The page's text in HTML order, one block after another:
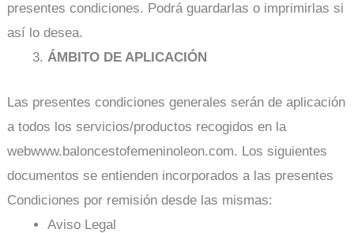
presentes condiciones. Podrá guardarlas o imprimirlas si
así lo desea.
ÁMBITO DE APLICACIÓN
Las presentes condiciones generales serán de aplicación
a todos los servicios/productos recogidos en la
webwww.baloncestofemeninoleon.com. Los siguientes
documentos se entienden incorporados a las presentes
Condiciones por remisión desde las mismas:
Aviso Legal